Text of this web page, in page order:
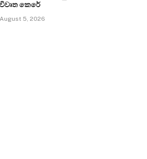
විවෘත කෙරේ
August 5, 2026